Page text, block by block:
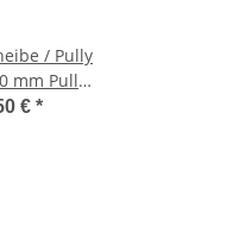
/ Pully
mm Pulley
Vespa SI,
€ *